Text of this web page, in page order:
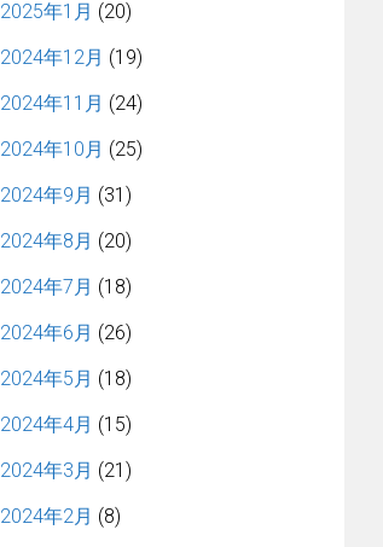
2025年1月 (20)
2024年12月 (19)
2024年11月 (24)
2024年10月 (25)
2024年9月 (31)
2024年8月 (20)
2024年7月 (18)
2024年6月 (26)
2024年5月 (18)
2024年4月 (15)
2024年3月 (21)
2024年2月 (8)